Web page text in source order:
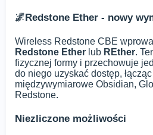
🌌Redstone Ether - nowy
Wireless Redstone CBE
Redstone Ether lub REther.
fizycznej formy i przechowuje
do niego uzyskać dostęp,
międzywymiarowe Obsidian,
Redstone.
Niezliczone możliwości